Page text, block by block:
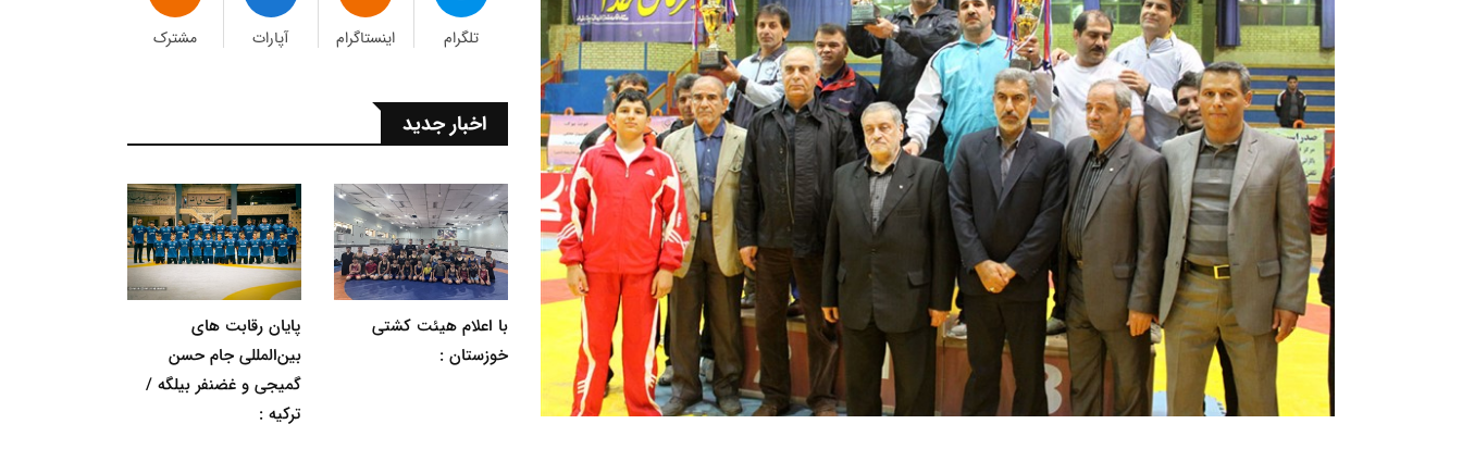
تلگرام اینستاگرام آپارات مشترک
اخبار جدید
با اعلام هیئت کشتی
خوزستان :
پایان رقابت های
بین‌المللی جام حسن
گمیجی و غضنفر بیلگه /
ترکیه :